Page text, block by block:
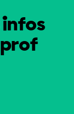
infos